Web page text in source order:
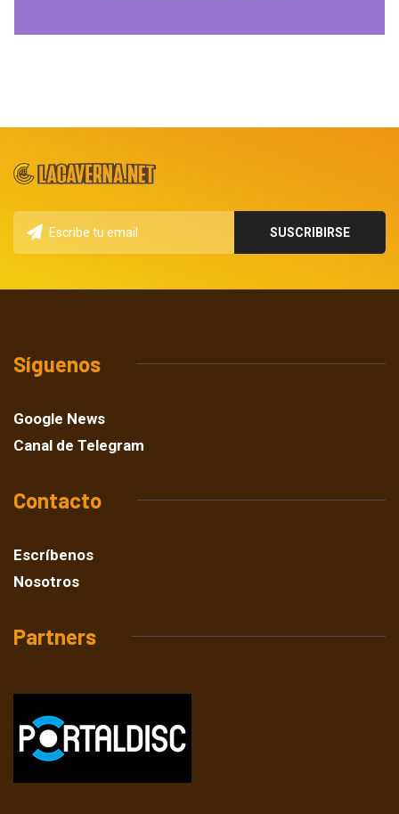
Síguenos
Google News
Canal de Telegram
Contacto
Escríbenos
Nosotros
Partners